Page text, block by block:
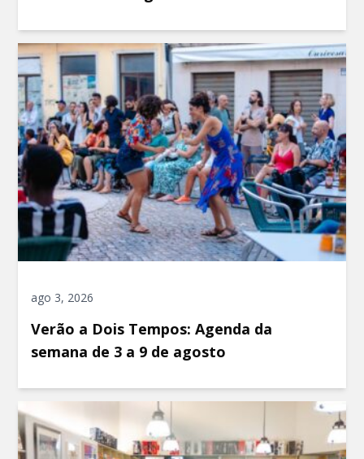
ago 3, 2026
Verão a Dois Tempos: Agenda da
semana de 3 a 9 de agosto